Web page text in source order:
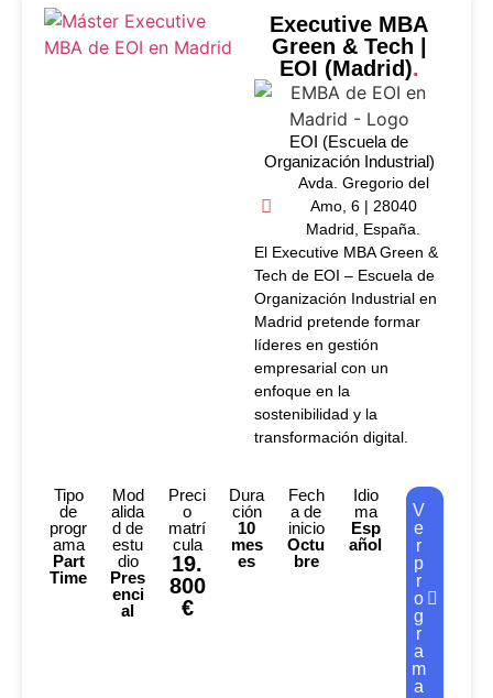
Executive MBA
Green & Tech |
EOI (Madrid).
EOI (Escuela de
Organización Industrial)
Avda. Gregorio del
Amo, 6 | 28040
Madrid, España.
El Executive MBA Green &
Tech de EOI – Escuela de
Organización Industrial en
Madrid pretende formar
líderes en gestión
empresarial con un
enfoque en la
sostenibilidad y la
transformación digital.
Tipo
de
progr
ama
Part
Time
Mod
alida
d de
estu
dio
Pres
enci
al
Preci
o
matrí
cula
19.
800
€
Dura
ción
10
mes
es
Fech
a de
inicio
Octu
bre
Idio
ma
Esp
añol
V
e
r
p
r
o
g
r
a
m
a